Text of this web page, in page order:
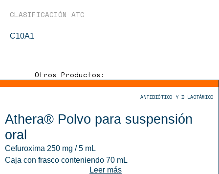
CLASIFICACIÓN ATC
C10A1
Otros Productos:
ANTIBIÓTICO Y B LACTÁMICO
Athera® Polvo para suspensión
oral
Cefuroxima 250 mg / 5 mL
Caja con frasco conteniendo 70 mL
Leer más